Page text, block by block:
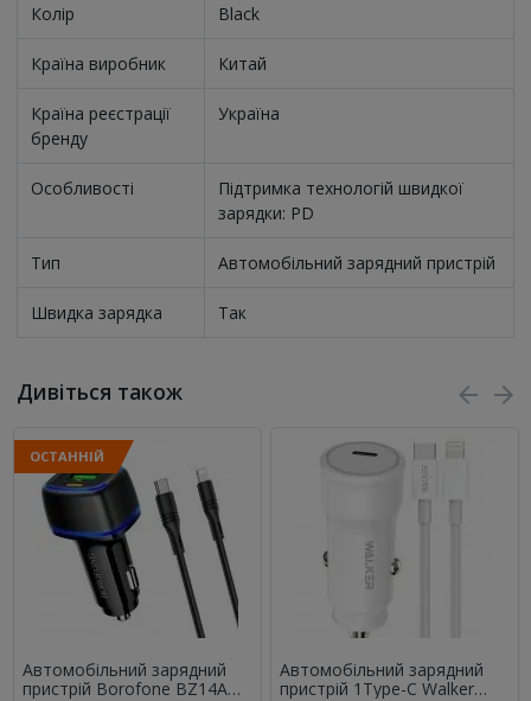
Колір Black
Країна виробник Китай
Країна реєстрації
бренду
Україна
Особливості
Підтримка технологій швидкої
зарядки: PD
Тип Автомобільний зарядний пристрій
Швидка зарядка Так
Дивіться також
ОСТАННІЙ
Автомобільний зарядний
пристрій Borofone BZ14A
Автомобільний зарядний
пристрій 1Type-C Walker